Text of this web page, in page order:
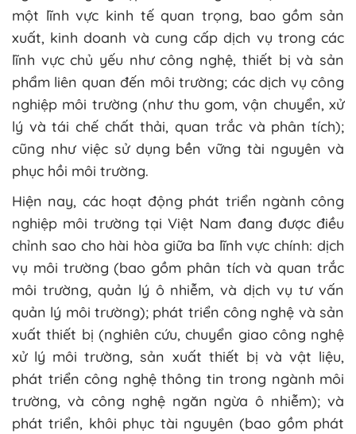
một lĩnh vực kinh tế quan trọng, bao gồm sản
xuất, kinh doanh và cung cấp dịch vụ trong các
lĩnh vực chủ yếu như công nghệ, thiết bị và sản
phẩm liên quan đến môi trường; các dịch vụ công
nghiệp môi trường (như thu gom, vận chuyển, xử
lý và tái chế chất thải, quan trắc và phân tích);
cũng như việc sử dụng bền vững tài nguyên và
phục hồi môi trường.
Hiện nay, các hoạt động phát triển ngành công
nghiệp môi trường tại Việt Nam đang được điều
chỉnh sao cho hài hòa giữa ba lĩnh vực chính: dịch
vụ môi trường (bao gồm phân tích và quan trắc
môi trường, quản lý ô nhiễm, và dịch vụ tư vấn
quản lý môi trường); phát triển công nghệ và sản
xuất thiết bị (nghiên cứu, chuyển giao công nghệ
xử lý môi trường, sản xuất thiết bị và vật liệu,
phát triển công nghệ thông tin trong ngành môi
trường, và công nghệ ngăn ngừa ô nhiễm); và
phát triển, khôi phục tài nguyên (bao gồm phát